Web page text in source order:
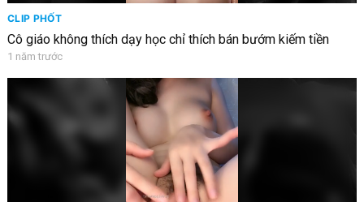
CLIP PHỐT
Cô giáo không thích dạy học chỉ thích bán bướm kiếm tiền
1 năm trước